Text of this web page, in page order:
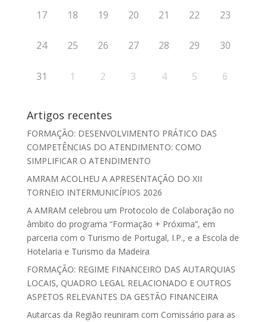
17 18 19 20 21 22 23
24 25 26 27 28 29 30
31 1 2 3 4 5 6
Artigos recentes
FORMAÇÃO: DESENVOLVIMENTO PRÁTICO DAS
COMPETÊNCIAS DO ATENDIMENTO: COMO
SIMPLIFICAR O ATENDIMENTO
AMRAM ACOLHEU A APRESENTAÇÃO DO XII
TORNEIO INTERMUNICÍPIOS 2026
A AMRAM celebrou um Protocolo de Colaboração no
âmbito do programa “Formação + Próxima”, em
parceria com o Turismo de Portugal, I.P., e a Escola de
Hotelaria e Turismo da Madeira
FORMAÇÃO: REGIME FINANCEIRO DAS AUTARQUIAS
LOCAIS, QUADRO LEGAL RELACIONADO E OUTROS
ASPETOS RELEVANTES DA GESTÃO FINANCEIRA
Autarcas da Região reuniram com Comissário para as